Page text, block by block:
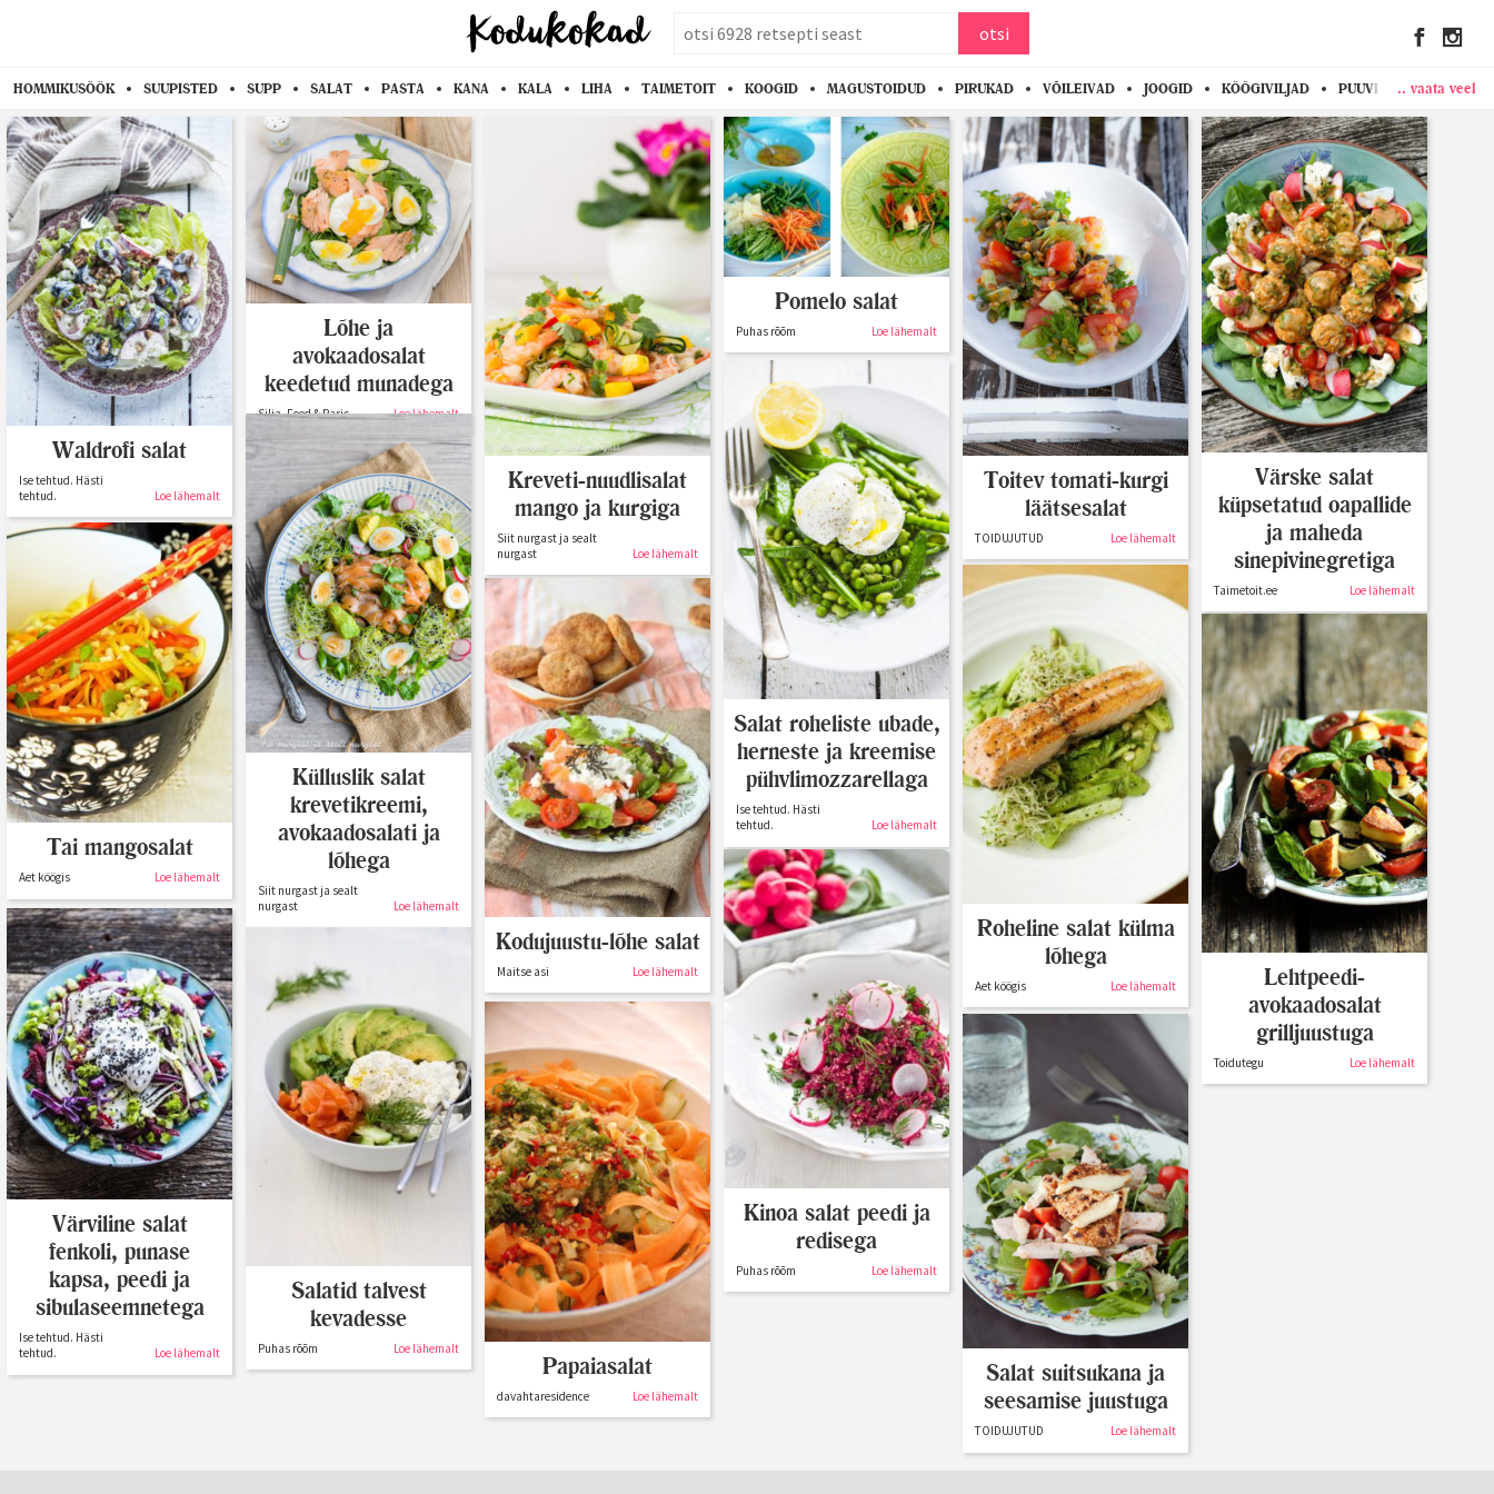
otsi
HOMMIKUSÖÖK SUUPISTED SUPP SALAT PASTA KANA KALA LIHA TAIMETOIT KOOGID MAGUSTOIDUD PIRUKAD VÕILEIVAD JOOGID KÖÖGIVILJAD PUUVILJAD MARJAD
.. vaata veel
Waldrofi salat
Ise tehtud. Hästi
tehtud.
Loe lähemalt
Lõhe ja
avokaadosalat
keedetud munadega
Silja, Food & Paris Loe lähemalt
Kreveti-nuudlisalat
mango ja kurgiga
Siit nurgast ja sealt
nurgast
Loe lähemalt
Pomelo salat
Puhas rõõm Loe lähemalt
Toitev tomati-kurgi
läätsesalat
TOIDUJUTUD Loe lähemalt
Värske salat
küpsetatud oapallide
ja maheda
sinepivinegretiga
Taimetoit.ee Loe lähemalt
Salat roheliste ubade,
herneste ja kreemise
pühvlimozzarellaga
Ise tehtud. Hästi
tehtud.
Loe lähemalt
Külluslik salat
krevetikreemi,
avokaadosalati ja
lõhega
Siit nurgast ja sealt
nurgast
Loe lähemalt
Tai mangosalat
Aet köögis Loe lähemalt
Roheline salat külma
lõhega
Aet köögis Loe lähemalt
Kodujuustu-lõhe salat
Maitse asi Loe lähemalt
Lehtpeedi-
avokaadosalat
grilljuustuga
Toidutegu Loe lähemalt
Kinoa salat peedi ja
redisega
Puhas rõõm Loe lähemalt
Värviline salat
fenkoli, punase
kapsa, peedi ja
sibulaseemnetega
Ise tehtud. Hästi
tehtud.
Loe lähemalt
Salatid talvest
kevadesse
Puhas rõõm Loe lähemalt
Papaiasalat
davahtaresidence Loe lähemalt
Salat suitsukana ja
seesamise juustuga
TOIDUJUTUD Loe lähemalt